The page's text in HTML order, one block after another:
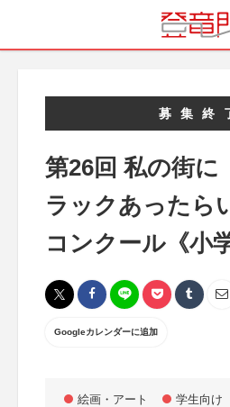
募集終
第26回 私の街に
ラックあったら
コンクール《小
Googleカレンダーに追加
絵画・アート 学生向け